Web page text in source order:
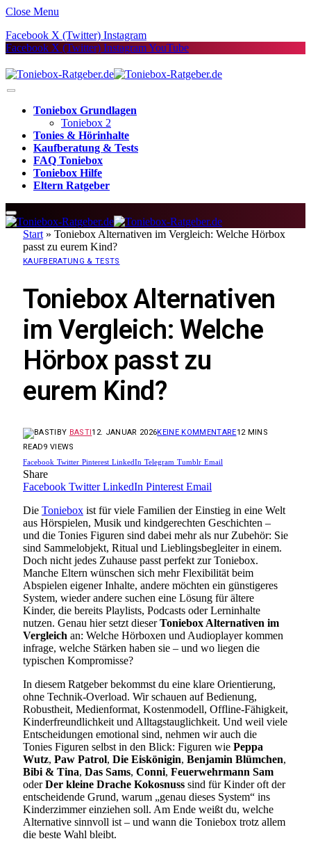
Close Menu
Facebook X (Twitter) Instagram
Facebook X (Twitter) InstagramYouTube
Toniebox Grundlagen
Toniebox 2
Tonies & Hörinhalte
Kaufberatung & Tests
FAQ Toniebox
Toniebox Hilfe
Eltern Ratgeber
Start » Toniebox Alternativen im Vergleich: Welche Hörbox
passt zu eurem Kind?
KAUFBERATUNG & TESTS
Toniebox Alternativen
im Vergleich: Welche
Hörbox passt zu
eurem Kind?
BY BASTI12. JANUAR 2026KEINE KOMMENTARE12 MINS
READ9 VIEWS
Facebook Twitter Pinterest LinkedIn Telegram Tumblr Email
Share
Facebook Twitter LinkedIn Pinterest Email
Die Toniebox ist für viele Familien der Einstieg in eine Welt
aus Hörspielen, Musik und kindgerechten Geschichten –
und die Tonies Figuren sind dabei mehr als nur Zubehör: Sie
sind Sammelobjekt, Ritual und Lieblingsbegleiter in einem.
Doch nicht jedes Zuhause passt perfekt zur Toniebox.
Manche Eltern wünschen sich mehr Flexibilität beim
Abspielen eigener Inhalte, andere möchten ein günstigeres
System, wieder andere suchen eine Lösung für ältere
Kinder, die bereits Playlists, Podcasts oder Lerninhalte
nutzen. Genau hier setzt dieserToniebox Alternativen im
Vergleich an: Welche Hörboxen und Audioplayer kommen
infrage, welche Stärken haben sie – und wo liegen die
typischen Kompromisse?
In diesem Ratgeber bekommst du eine klare Orientierung,
ohne Technik-Overload. Wir schauen auf Bedienung,
Robustheit, Medienformat, Kostenmodell, Offline-Fähigkeit,
Kinderfreundlichkeit und Alltagstauglichkeit. Und weil viele
Entscheidungen emotional sind, nehmen wir auch die
Tonies Figuren selbst in den Blick: Figuren wie Peppa
Wutz, Paw Patrol, Die Eiskönigin, Benjamin Blümchen,
Bibi & Tina, Das Sams, Conni, Feuerwehrmann Sam
oderDer kleine Drache Kokosnuss sind für Kinder oft der
entscheidende Grund, warum „genau dieses System“ ins
Kinderzimmer einziehen soll. Am Ende weißt du, welche
Alternative sinnvoll ist – und wann die Toniebox trotz allem
die beste Wahl bleibt.